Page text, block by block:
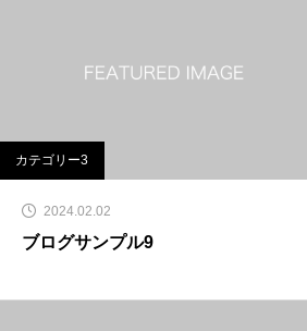
カテゴリー3
2024.02.02
ブログサンプル9